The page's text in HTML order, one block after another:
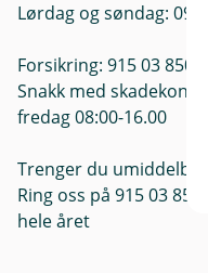
Lørdag og søndag:
Forsikring: 915 03 850
Snakk med
fredag 08:00-16.00
Trenger du umiddelbar
Ring oss på 915 03 850
hele året